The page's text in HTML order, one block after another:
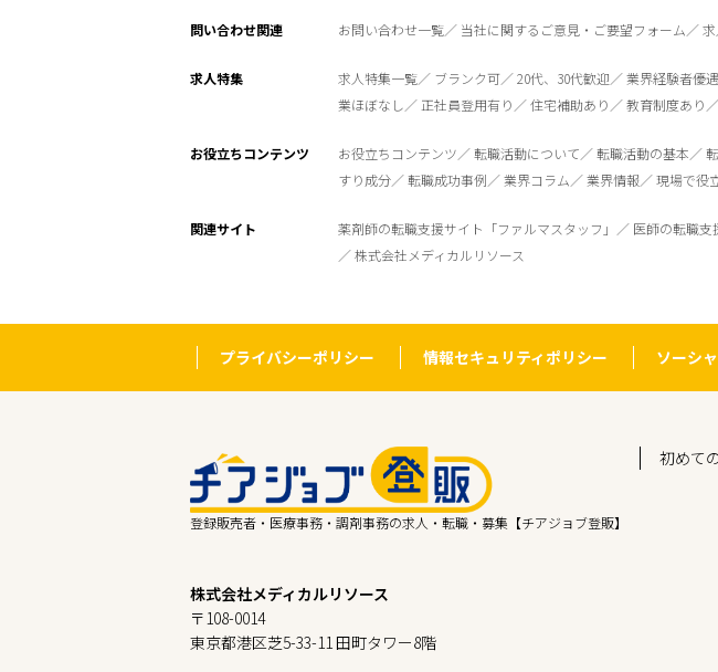
問い合わせ関連 お問い合わせ一覧 当社に関するご意見・ご要望フォーム
求人特集 求人特集一覧 ブランク可 20代、30代歓迎 業界経験者優遇
業ほぼなし
正社員登用有り 住宅補助あり 教育制度あり
お役立ちコンテンツ お役立ちコンテンツ 転職活動について 転職活動の基本
すり成分
転職成功事例 業界コラム 業界情報 現場で役
関連サイト 薬剤師の転職支援サイト「ファルマスタッフ」 医師の転職支
株式会社メディカルリソース
プライバシーポリシー 情報セキュリティポリシー ソーシ
登録販売者・医療事務・調剤事務の求人・転職・募集【チアジョブ登販】
初めて
株式会社メディカルリソース
〒108-0014
東京都港区芝5-33-11 田町タワー8階